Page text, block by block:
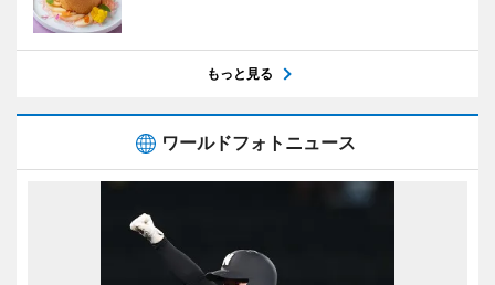
もっと見る
ワールドフォトニュース